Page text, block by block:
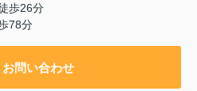
歩26分
78分
お問い合わせ